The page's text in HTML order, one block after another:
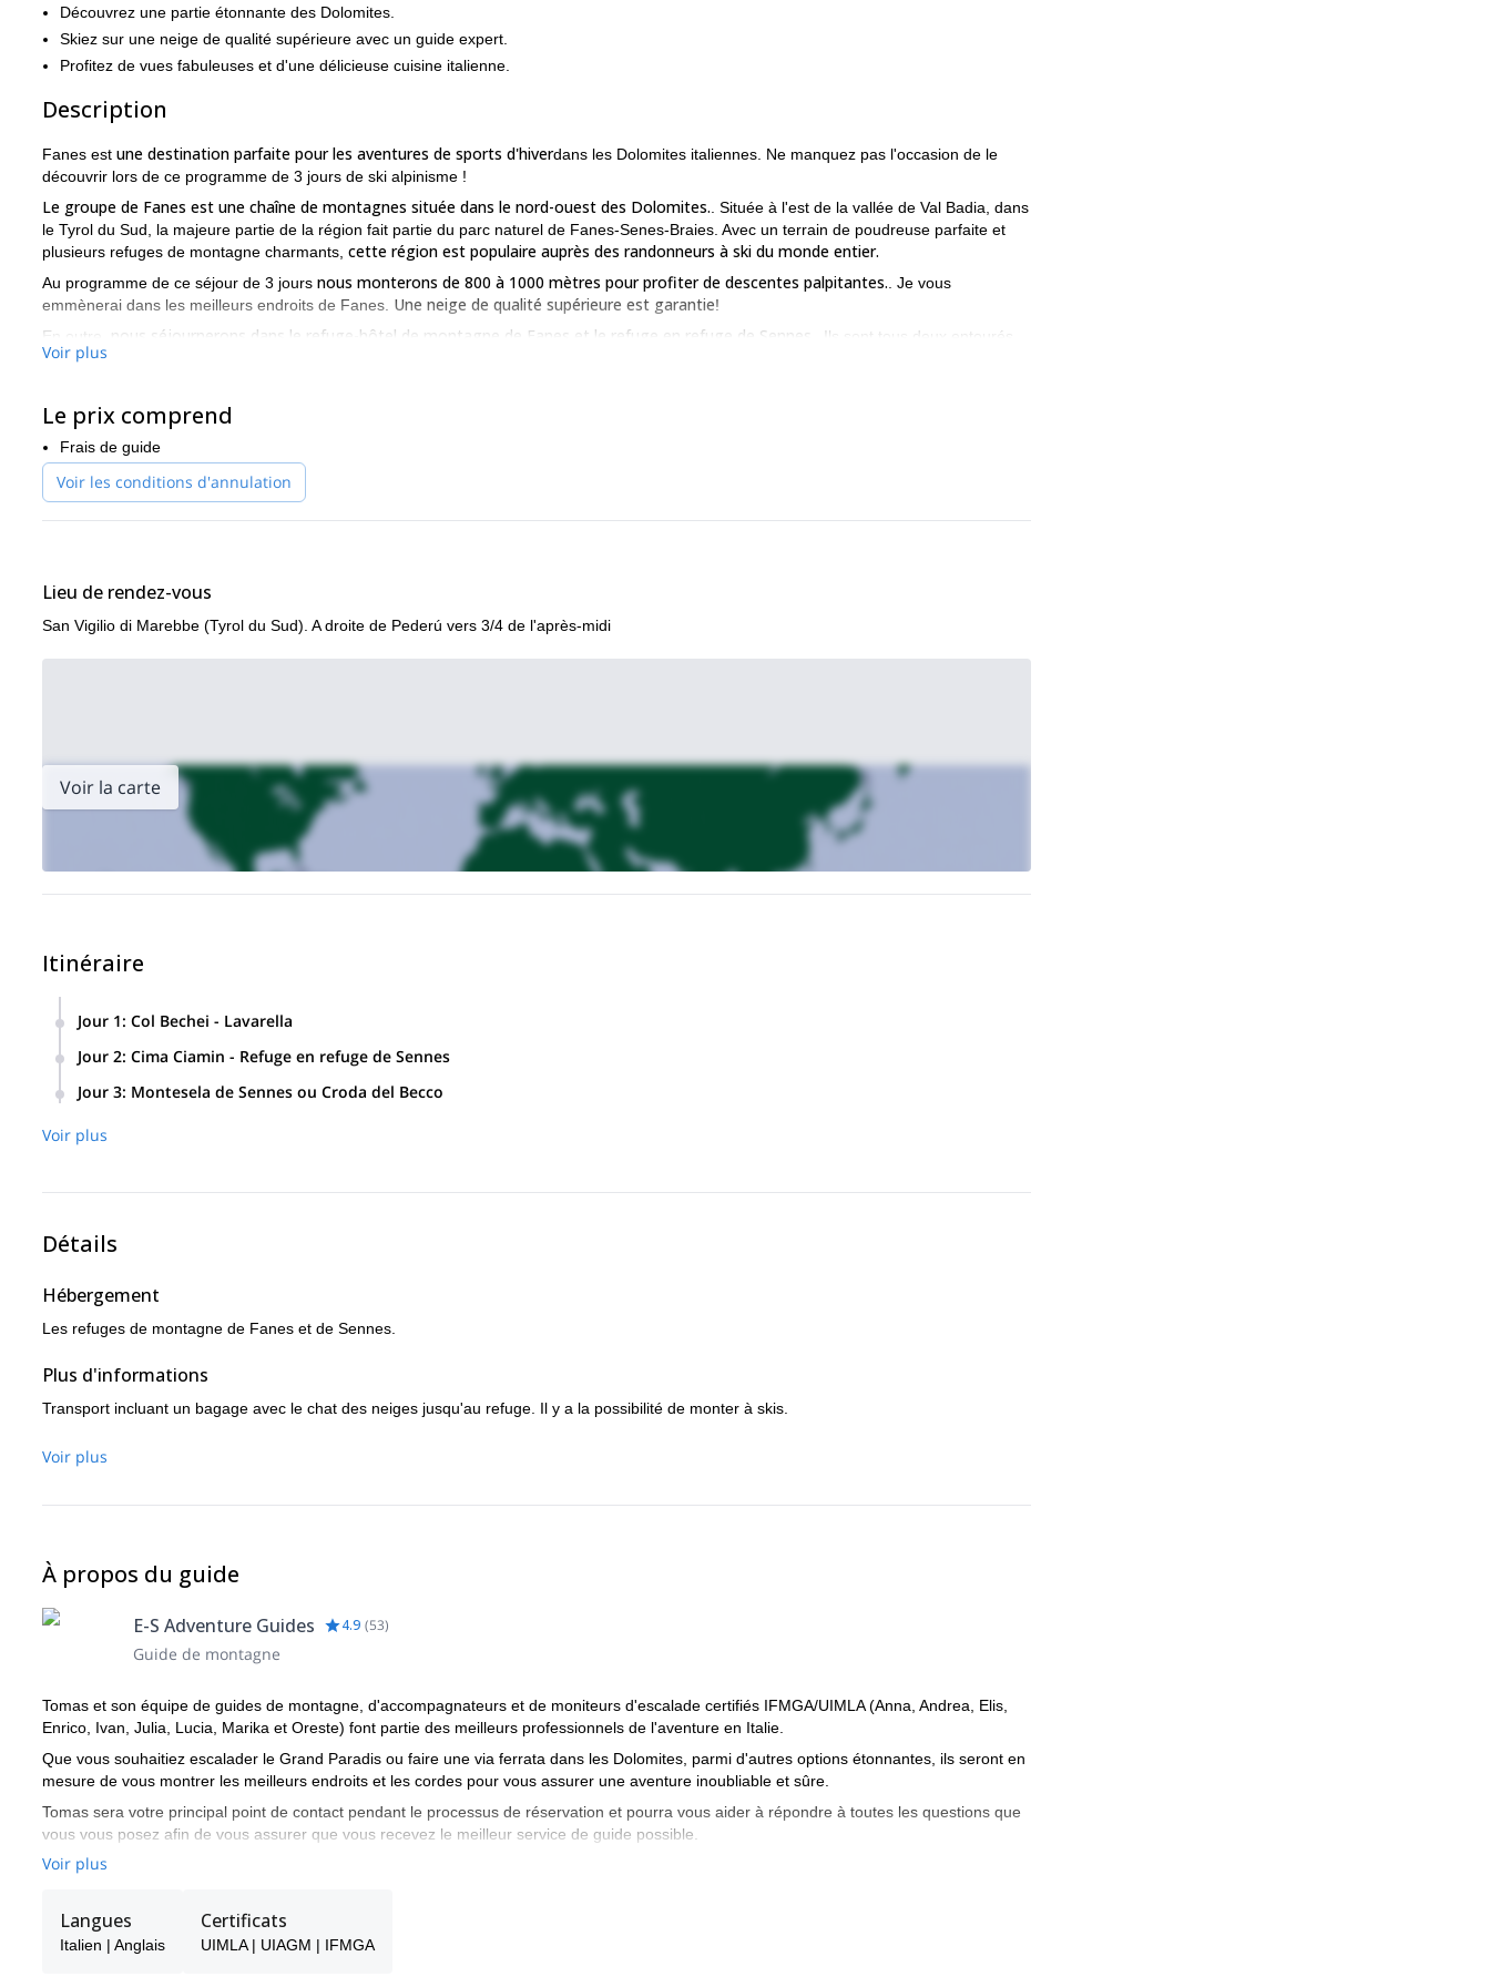
Découvrez une partie étonnante des Dolomites.
Skiez sur une neige de qualité supérieure avec un guide expert.
Profitez de vues fabuleuses et d'une délicieuse cuisine italienne.
Description
Fanes est une destination parfaite pour les aventures de sports d'hiverdans les Dolomites italiennes. Ne manquez pas l'occasion de le
découvrir lors de ce programme de 3 jours de ski alpinisme !
Le groupe de Fanes est une chaîne de montagnes située dans le nord-ouest des Dolomites. . Située à l'est de la vallée de Val Badia, dans
le Tyrol du Sud, la majeure partie de la région fait partie du parc naturel de Fanes-Senes-Braies. Avec un terrain de poudreuse parfaite et
plusieurs refuges de montagne charmants, cette région est populaire auprès des randonneurs à ski du monde entier.
Au programme de ce séjour de 3 jours nous monterons de 800 à 1000 mètres pour profiter de descentes palpitantes. . Je vous
emmènerai dans les meilleurs endroits de Fanes. Une neige de qualité supérieure est garantie!
En outre,
nous séjournerons dans le refuge-hôtel de montagne de Fanes et le refuge en refuge de Sennes.
. Ils sont tous deux entourés
dedes paysages à couper le souffle et servir une délicieuse cuisine italienne locale
si vous êtes un skieur expert, je veillerai à trouver des endroits difficiles pour que vous puissiez vous tester.
Alors, si vous êtes partant pour ce programme de ski alpinisme à Fanes, contactez-moi. Je suis sûr que nous allons vivre une expérience
hivernale unique dans les Dolomites !
Vous pouvez également jeter un coup d'œil à mon
Voir plus
Le prix comprend
Frais de guide
Voir les conditions d'annulation
Lieu de rendez-vous
San Vigilio di Marebbe (Tyrol du Sud). A droite de Pederú vers 3/4 de l'après-midi
Voir la carte
Itinéraire
Jour 1: Col Bechei - Lavarella
Enfin, nous arriverons à Lavarella.
Jour 2: Cima Ciamin - Refuge en refuge de Sennes
Jour 3: Montesela de Sennes ou Croda del Becco
Voir plus
Détails
Hébergement
Les refuges de montagne de Fanes et de Sennes.
Plus d'informations
Transport incluant un bagage avec le chat des neiges jusqu'au refuge. Il y a la possibilité de monter à skis.
Voir plus
À propos du guide
E-S Adventure Guides 4.9 (53)
Guide de montagne
Tomas et son équipe de guides de montagne, d'accompagnateurs et de moniteurs d'escalade certifiés IFMGA/UIMLA (Anna, Andrea, Elis,
Enrico, Ivan, Julia, Lucia, Marika et Oreste) font partie des meilleurs professionnels de l'aventure en Italie.
Que vous souhaitiez escalader le Grand Paradis ou faire une via ferrata dans les Dolomites, parmi d'autres options étonnantes, ils seront en
mesure de vous montrer les meilleurs endroits et les cordes pour vous assurer une aventure inoubliable et sûre.
Tomas sera votre principal point de contact pendant le processus de réservation et pourra vous aider à répondre à toutes les questions que
vous vous posez afin de vous assurer que vous recevez le meilleur service de guide possible.
Choisissez l'un des programmes proposés par E-S Adventure Guides Italy et commencez à planifier une expérience inoubliable en
Voir plus
Langues
Italien | Anglais
Certificats
UIMLA | UIAGM | IFMGA